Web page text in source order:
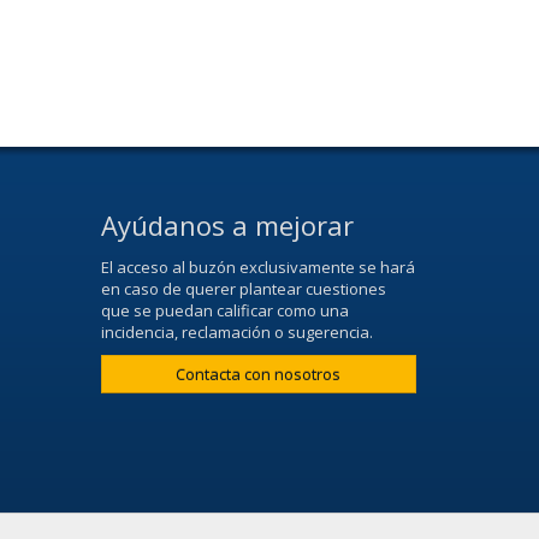
Ayúdanos a mejorar
El acceso al buzón exclusivamente se hará
en caso de querer plantear cuestiones
que se puedan calificar como una
incidencia, reclamación o sugerencia.
Contacta con nosotros